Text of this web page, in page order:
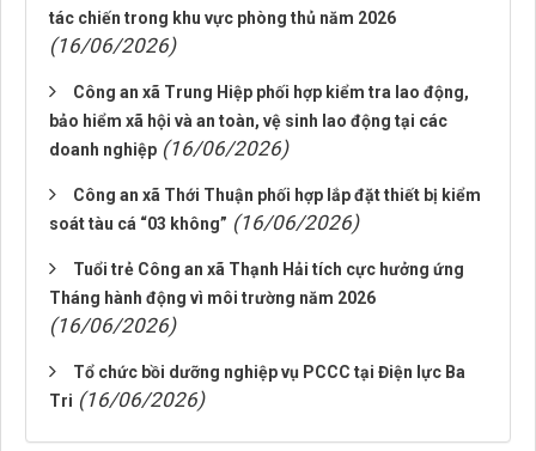
tác chiến trong khu vực phòng thủ năm 2026
(16/06/2026)
Công an xã Trung Hiệp phối hợp kiểm tra lao động,
bảo hiểm xã hội và an toàn, vệ sinh lao động tại các
doanh nghiệp (16/06/2026)
Công an xã Thới Thuận phối hợp lắp đặt thiết bị kiểm
soát tàu cá “03 không” (16/06/2026)
Tuổi trẻ Công an xã Thạnh Hải tích cực hưởng ứng
Tháng hành động vì môi trường năm 2026
(16/06/2026)
Tổ chức bồi dưỡng nghiệp vụ PCCC tại Điện lực Ba
Tri (16/06/2026)